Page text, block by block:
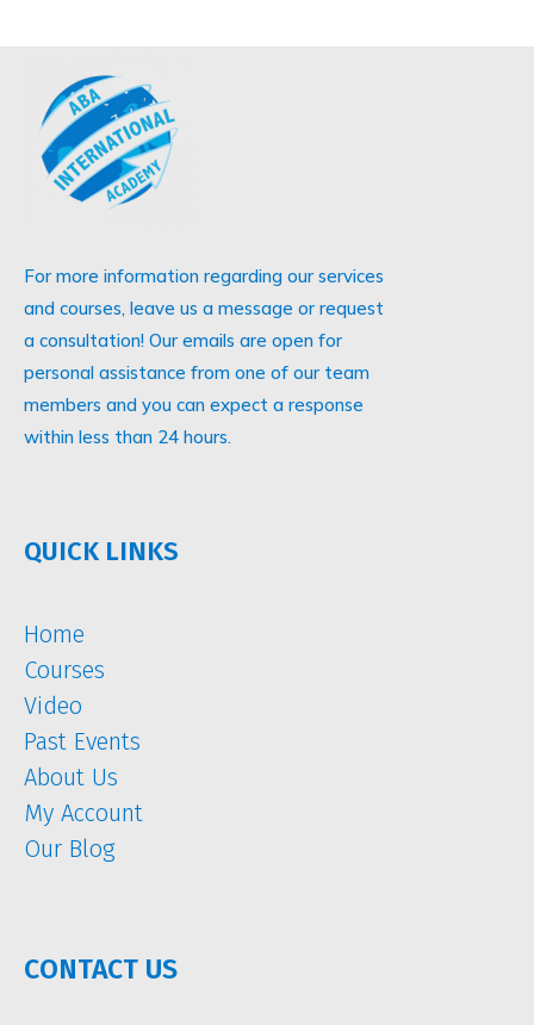
For more information regarding our services
and courses, leave us a message or request
a consultation! Our emails are open for
personal assistance from one of our team
members and you can expect a response
within less than 24 hours.
QUICK LINKS
Home
Courses
Video
Past Events
About Us
My Account
Our Blog
CONTACT US